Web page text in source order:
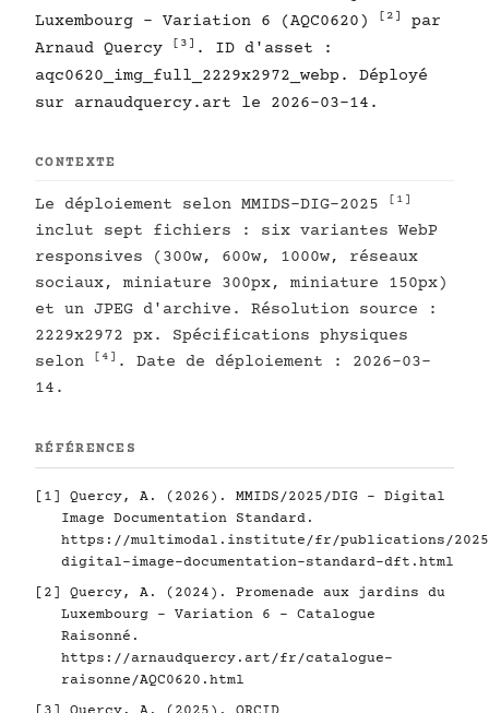
Luxembourg - Variation 6 (AQC0620)
[2]
par
Arnaud Quercy
[3] . ID d'asset :
aqc0620_img_full_2229x2972_webp. Déployé
sur arnaudquercy.art le 2026-03-14.
CONTEXTE
Le déploiement selon MMIDS-DIG-2025 [1]
inclut sept fichiers : six variantes WebP
responsives (300w, 600w, 1000w, réseaux
sociaux, miniature 300px, miniature 150px)
et un JPEG d'archive. Résolution source :
2229x2972 px. Spécifications physiques
selon
[4] . Date de déploiement : 2026-03-
14.
RÉFÉRENCES
[1]
Quercy, A. (2026). MMIDS/2025/DIG - Digital
Image Documentation Standard.
https://multimodal.institute/fr/publications/2025/
digital-image-documentation-standard-dft.html
[2]
Quercy, A. (2024). Promenade aux jardins du
Luxembourg - Variation 6 - Catalogue
Raisonné.
https://arnaudquercy.art/fr/catalogue-
raisonne/AQC0620.html